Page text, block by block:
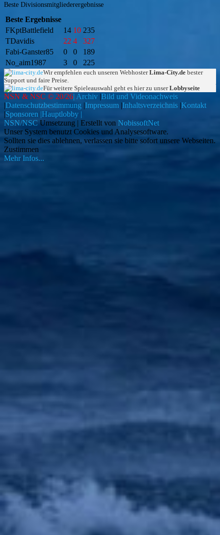
Beste Divisionsmitgliederergebnisse
Beste Ergebnisse
FKptBattlefield
14 10 235
TDavidis
22 4
327
Fabi-Ganster85
0 0
189
No_aim1987
3 0 225
Wir empfehlen euch unseren WebhosterLima-City.de bester
Support und faire Preise.
Für weitere Spieleauswahl geht es hier zu unserLobbyseite
NSN & NSC © 20/26| Archiv |Bild und Videonachweis
|Datenschutzbestimmung |Impressum |Inhaltsverzeichnis |Kontakt
|Sponsoren |Hauptlobby |
NSN/NSC Umsetzung | Erstellt von NobissoftNet
Unser System benutzt Cookies und Analysesoftware.
Sollten sie dies ablehnen, verlassen sie bitte sofort unsere Webseiten.
Zustimmen
Mehr Infos...